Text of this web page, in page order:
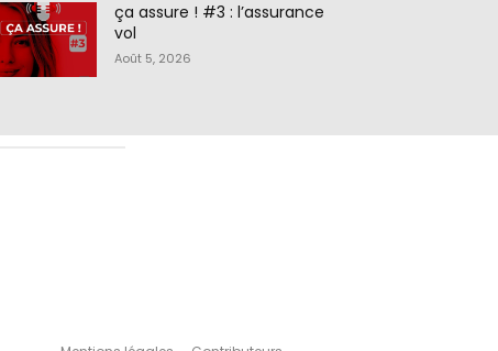
ça assure ! #3 : l’assurance
vol
Août 5, 2026